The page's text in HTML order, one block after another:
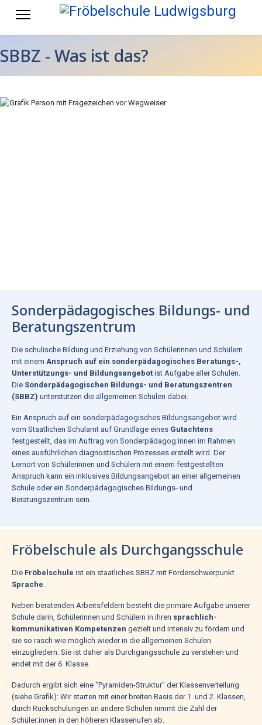
SBBZ - Was ist das?
Sonderpädagogisches Bildungs- und
Beratungszentrum
Die schulische Bildung und Erziehung von Schülerinnen und Schülern
mit einem Anspruch auf ein sonderpädagogisches Beratungs-,
Unterstützungs- und Bildungsangebot ist Aufgabe aller Schulen.
Die Sonderpädagogischen Bildungs- und Beratungszentren
(SBBZ) unterstützen die allgemeinen Schulen dabei.
Ein Anspruch auf ein sonderpädagogisches Bildungsangebot wird
vom Staatlichen Schulamt auf Grundlage eines Gutachtens
festgestellt, das im Auftrag von Sonderpädagog:innen im Rahmen
eines ausführlichen diagnostischen Prozesses erstellt wird. Der
Lernort von Schülerinnen und Schülern mit einem festgestellten
Anspruch kann ein inklusives Bildungsangebot an einer allgemeinen
Schule oder ein Sonderpädagogisches Bildungs- und
Beratungszentrum sein.
Fröbelschule als Durchgangsschule
Die Fröbelschule ist ein staatliches SBBZ mit Förderschwerpunkt
Sprache.
Neben beratenden Arbeitsfeldern besteht die primäre Aufgabe unserer
Schule darin, Schülerinnen und Schülern in ihren sprachlich-
kommunikativen Kompetenzen gezielt und intensiv zu fördern und
sie so rasch wie möglich wieder in die allgemeinen Schulen
einzugliedern. Sie ist daher als Durchgangsschule zu verstehen und
endet mit der 6. Klasse.
Dadurch ergibt sich eine "Pyramiden-Struktur" der Klassenverteilung
(siehe Grafik): Wir starten mit einer breiten Basis der 1. und 2. Klassen,
durch Rückschulungen an andere Schulen nimmt die Zahl der
Schüler:innen in den höheren Klassenufen ab.